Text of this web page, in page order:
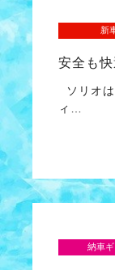
新
安全も
ソリオ
ィ…
納車